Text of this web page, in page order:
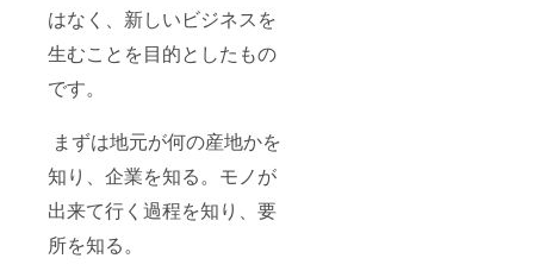
はなく、新しいビジネスを
生むことを目的としたもの
です。
まずは地元が何の産地かを
知り、企業を知る。モノが
出来て行く過程を知り、要
所を知る。